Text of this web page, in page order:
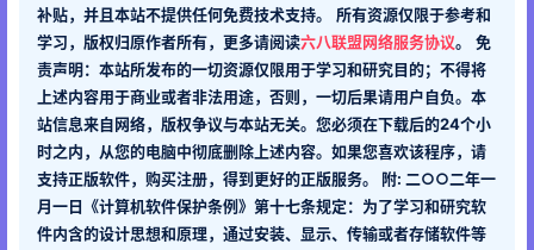
补贴，并且本站不提供任何免费技术支持。
所有资源仅限于参考和
学习，版权归原作者所有，更多请阅读六八联盟网络服务协议。
免
责声明：本站所发布的一切资源仅限用于学习和研究目的；不得将
上述内容用于商业或者非法用途，否则，一切后果请用户自负。本
站信息来自网络，版权争议与本站无关。您必须在下载后的24个小
时之内，从您的电脑中彻底删除上述内容。如果您喜欢该程序，请
支持正版软件，购买注册，得到更好的正版服务。 附: 二○○二年一
月一日《计算机软件保护条例》第十七条规定：为了学习和研究软
件内含的设计思想和原理，通过安装、显示、传输或者存储软件等